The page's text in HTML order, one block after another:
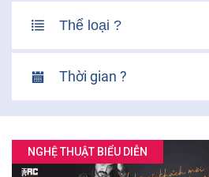
GIỎ HÀNG ĐĂNG NHẬP
Thời gian ?
NGHỆ THUẬT BIỂU DIỄN